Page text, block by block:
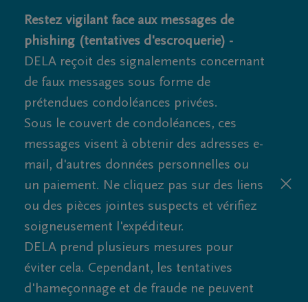
Restez vigilant face aux messages de
phishing (tentatives d'escroquerie) -
DELA reçoit des signalements concernant
de faux messages sous forme de
prétendues condoléances privées.
Sous le couvert de condoléances, ces
messages visent à obtenir des adresses e-
mail, d'autres données personnelles ou
un paiement. Ne cliquez pas sur des liens
ou des pièces jointes suspects et vérifiez
soigneusement l'expéditeur.
DELA prend plusieurs mesures pour
éviter cela. Cependant, les tentatives
d'hameçonnage et de fraude ne peuvent